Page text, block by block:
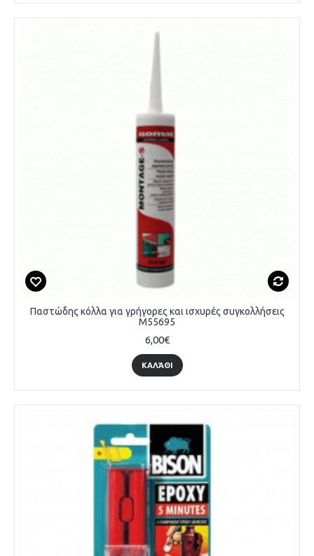
Παστώδης κόλλα για γρήγορες και ισχυρές συγκολλήσεις
M55695
6,00€
ΚΑΛΆΘΙ